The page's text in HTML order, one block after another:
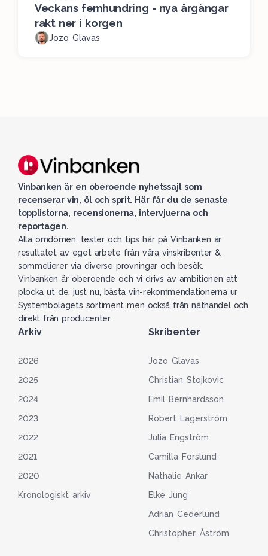
Veckans femhundring - nya årgångar
rakt ner i korgen
Jozo Glavas
Vinbanken är en oberoende nyhetssajt som
recenserar vin, öl och sprit. Här får du de senaste
topplistorna, recensionerna, intervjuerna och
reportagen.
Alla omdömen, tester och tips här på Vinbanken är
resultatet av eget arbete från våra vinskribenter &
sommelierer via diverse provningar och besök.
Vinbanken är oberoende och vi drivs av ambitionen att
plocka ut de, just nu, bästa vin-rekommendationerna ur
Systembolagets sortiment men också från näthandel och
direkt från producenter.
Arkiv
2026
2025
2024
2023
2022
2021
2020
Kronologiskt arkiv
Skribenter
Jozo Glavas
Christian Stojkovic
Emil Bernhardsson
Robert Lagerström
Julia Engström
Camilla Forslund
Nathalie Ankar
Elke Jung
Adrian Cederlund
Christopher Åström